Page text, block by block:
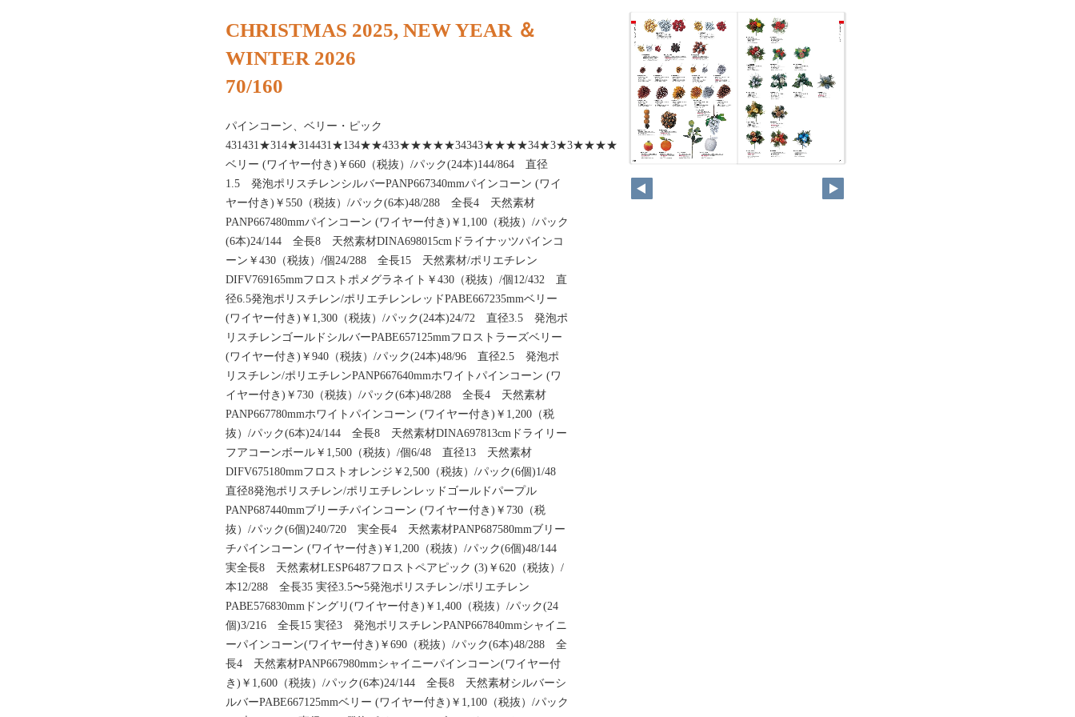
70
CHRISTMAS 2025, NEW YEAR ＆
WINTER 2026
70/160
パインコーン、ベリー・ピック
431431★314★314431★134★★433★★★★★34343★★★★34★3★3★★★★★★127012PABE666915mm
ベリー (ワイヤー付き)￥660（税抜）/パック(24本)144/864 直径
1.5 発泡ポリスチレンシルバーPANP667340mmパインコーン (ワイ
ヤー付き)￥550（税抜）/パック(6本)48/288 全長4 天然素材
PANP667480mmパインコーン (ワイヤー付き)￥1,100（税抜）/パック
(6本)24/144 全長8 天然素材DINA698015cmドライナッツパインコ
ーン￥430（税抜）/個24/288 全長15 天然素材/ポリエチレン
DIFV769165mmフロストポメグラネイト￥430（税抜）/個12/432 直
径6.5発泡ポリスチレン/ポリエチレンレッドPABE667235mmベリー
(ワイヤー付き)￥1,300（税抜）/パック(24本)24/72 直径3.5 発泡ポ
リスチレンゴールドシルバーPABE657125mmフロストラーズベリー
(ワイヤー付き)￥940（税抜）/パック(24本)48/96 直径2.5 発泡ポ
リスチレン/ポリエチレンPANP667640mmホワイトパインコーン (ワ
イヤー付き)￥730（税抜）/パック(6本)48/288 全長4 天然素材
PANP667780mmホワイトパインコーン (ワイヤー付き)￥1,200（税
抜）/パック(6本)24/144 全長8 天然素材DINA697813cmドライリー
フアコーンボール￥1,500（税抜）/個6/48 直径13 天然素材
DIFV675180mmフロストオレンジ￥2,500（税抜）/パック(6個)1/48
直径8発泡ポリスチレン/ポリエチレンレッドゴールドパープル
PANP687440mmブリーチパインコーン (ワイヤー付き)￥730（税
抜）/パック(6個)240/720 実全長4 天然素材PANP687580mmブリー
チパインコーン (ワイヤー付き)￥1,200（税抜）/パック(6個)48/144
実全長8 天然素材LESP6487フロストペアピック (3)￥620（税抜）/
本12/288 全長35 実径3.5〜5発泡ポリスチレン/ポリエチレン
PABE576830mmドングリ(ワイヤー付き)￥1,400（税抜）/パック(24
個)3/216 全長15 実径3 発泡ポリスチレンPANP667840mmシャイニ
ーパインコーン(ワイヤー付き)￥690（税抜）/パック(6本)48/288 全
長4 天然素材PANP667980mmシャイニーパインコーン(ワイヤー付
き)￥1,600（税抜）/パック(6本)24/144 全長8 天然素材シルバーシ
ルバーPABE667125mmベリー (ワイヤー付き)￥1,100（税抜）/パック